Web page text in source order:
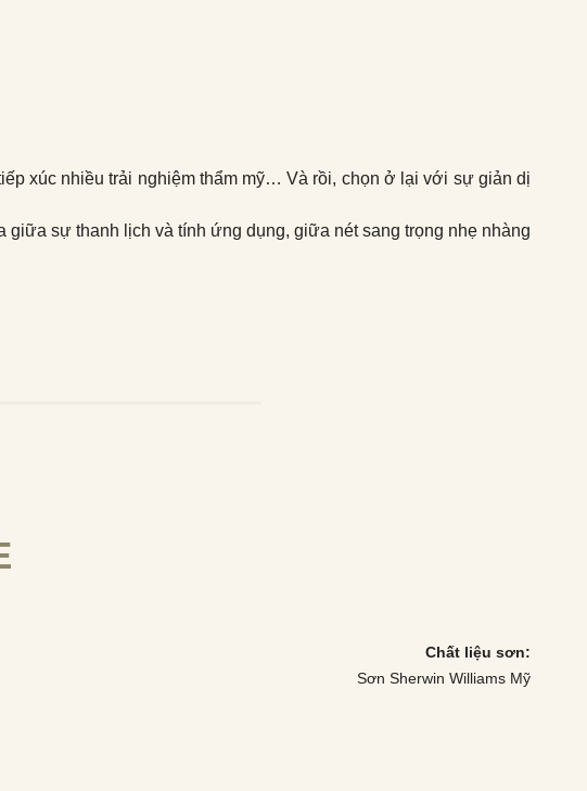
xúc nhiều trải nghiệm thẩm mỹ… Và rồi, chọn ở lại với sự giản dị
sự thanh lịch và tính ứng dụng, giữa nét sang trọng nhẹ nhàng
Chất liệu sơn:
Sơn Sherwin Williams Mỹ